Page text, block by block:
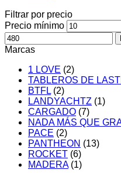
Filtrar por precio
Precio mínimo
Marcas
1 LOVE (2)
TABLEROS DE
BTFL (2)
LANDYACHTZ (1)
CARGADO (7)
NADA MÁS QUE
PACE (2)
PANTHEON (13)
ROCKET (6)
MADERA (1)